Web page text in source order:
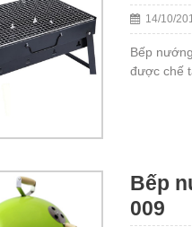
14/10/
Bếp
được chế
Bếp
009